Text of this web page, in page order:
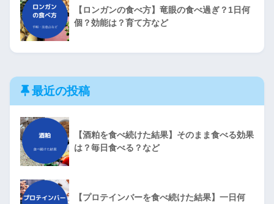
【ロンガンの食べ方】竜眼の食べ過ぎ？1日何
個？効能は？育て方など
最近の投稿
【酒粕を食べ続けた結果】そのまま食べる効果
は？毎日食べる？など
【プロテインバーを食べ続けた結果】一日何